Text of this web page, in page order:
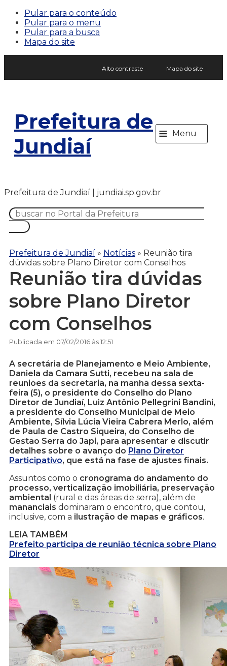
Pular para o conteúdo
Pular para o menu
Pular para a busca
Mapa do site
Alto contraste Mapa do site
Prefeitura de
Jundiaí
≡ Menu
Prefeitura de Jundiaí | jundiai.sp.gov.br
Prefeitura de Jundiaí » Notícias » Reunião tira
dúvidas sobre Plano Diretor com Conselhos
Reunião tira dúvidas
sobre Plano Diretor
com Conselhos
Publicada em 07/02/2016 às 12:51
A secretária de Planejamento e Meio Ambiente,
Daniela da Camara Sutti, recebeu na sala de
reuniões da secretaria, na manhã dessa sexta-
feira (5), o presidente do Conselho do Plano
Diretor de Jundiaí, Luiz Antônio Pellegrini Bandini,
a presidente do Conselho Municipal de Meio
Ambiente, Sílvia Lúcia Vieira Cabrera Merlo, além
de Paula de Castro Siqueira, do Conselho de
Gestão Serra do Japi, para apresentar e discutir
detalhes sobre o avanço do Plano Diretor
Participativo, que está na fase de ajustes finais.
Assuntos como o cronograma do andamento do
processo, verticalização imobiliária, preservação
ambiental (rural e das áreas de serra), além de
mananciais dominaram o encontro, que contou,
inclusive, com a ilustração de mapas e gráficos.
LEIA TAMBÉM
Prefeito participa de reunião técnica sobre Plano
Diretor